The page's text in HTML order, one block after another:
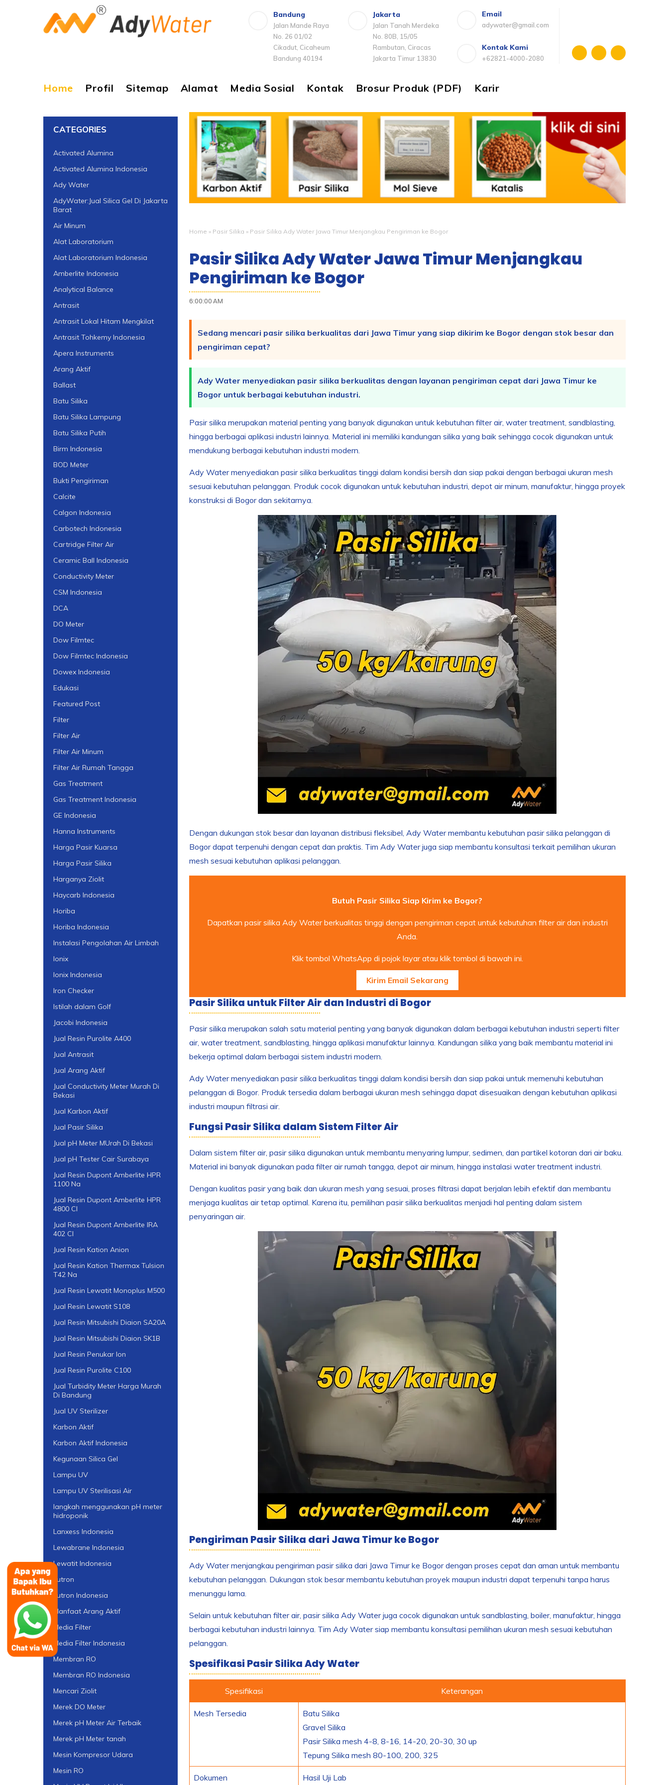
Bandung
Jalan Mande Raya
No. 26 01/02
Cikadut, Cicaheum
Bandung 40194
Jakarta
Jalan Tanah Merdeka
No. 80B, 15/05
Rambutan, Ciracas
Jakarta Timur 13830
Email
adywater@gmail.com
Kontak Kami
+62821-4000-2080
Home Profil Sitemap Alamat Media Sosial Kontak Brosur Produk (PDF) Karir
Home » Pasir Silika » Pasir Silika Ady Water Jawa Timur Menjangkau Pengiriman ke Bogor
Pasir Silika Ady Water Jawa Timur Menjangkau
Pengiriman ke Bogor
6:00:00 AM
Sedang mencari pasir silika berkualitas dari Jawa Timur yang siap dikirim ke Bogor dengan stok besar dan
pengiriman cepat?
Ady Water menyediakan pasir silika berkualitas dengan layanan pengiriman cepat dari Jawa Timur ke
Bogor untuk berbagai kebutuhan industri.
Pasir silika merupakan material penting yang banyak digunakan untuk kebutuhan filter air, water treatment, sandblasting,
hingga berbagai aplikasi industri lainnya. Material ini memiliki kandungan silika yang baik sehingga cocok digunakan untuk
mendukung berbagai kebutuhan industri modern.
Ady Water menyediakan pasir silika berkualitas tinggi dalam kondisi bersih dan siap pakai dengan berbagai ukuran mesh
sesuai kebutuhan pelanggan. Produk cocok digunakan untuk kebutuhan industri, depot air minum, manufaktur, hingga proyek
konstruksi di Bogor dan sekitarnya.
Dengan dukungan stok besar dan layanan distribusi fleksibel, Ady Water membantu kebutuhan pasir silika pelanggan di
Bogor dapat terpenuhi dengan cepat dan praktis. Tim Ady Water juga siap membantu konsultasi terkait pemilihan ukuran
mesh sesuai kebutuhan aplikasi pelanggan.
Butuh Pasir Silika Siap Kirim ke Bogor?
Dapatkan pasir silika Ady Water berkualitas tinggi dengan pengiriman cepat untuk kebutuhan filter air dan industri
Anda.
Klik tombol WhatsApp di pojok layar atau klik tombol di bawah ini.
Kirim Email Sekarang
Pasir Silika untuk Filter Air dan Industri di Bogor
Pasir silika merupakan salah satu material penting yang banyak digunakan dalam berbagai kebutuhan industri seperti filter
air, water treatment, sandblasting, hingga aplikasi manufaktur lainnya. Kandungan silika yang baik membantu material ini
bekerja optimal dalam berbagai sistem industri modern.
Ady Water menyediakan pasir silika berkualitas tinggi dalam kondisi bersih dan siap pakai untuk memenuhi kebutuhan
pelanggan di Bogor. Produk tersedia dalam berbagai ukuran mesh sehingga dapat disesuaikan dengan kebutuhan aplikasi
industri maupun filtrasi air.
Fungsi Pasir Silika dalam Sistem Filter Air
Dalam sistem filter air, pasir silika digunakan untuk membantu menyaring lumpur, sedimen, dan partikel kotoran dari air baku.
Material ini banyak digunakan pada filter air rumah tangga, depot air minum, hingga instalasi water treatment industri.
Dengan kualitas pasir yang baik dan ukuran mesh yang sesuai, proses filtrasi dapat berjalan lebih efektif dan membantu
menjaga kualitas air tetap optimal. Karena itu, pemilihan pasir silika berkualitas menjadi hal penting dalam sistem
penyaringan air.
Pengiriman Pasir Silika dari Jawa Timur ke Bogor
Ady Water menjangkau pengiriman pasir silika dari Jawa Timur ke Bogor dengan proses cepat dan aman untuk membantu
kebutuhan pelanggan. Dukungan stok besar membantu kebutuhan proyek maupun industri dapat terpenuhi tanpa harus
menunggu lama.
Selain untuk kebutuhan filter air, pasir silika Ady Water juga cocok digunakan untuk sandblasting, boiler, manufaktur, hingga
berbagai kebutuhan industri lainnya. Tim Ady Water siap membantu konsultasi pemilihan ukuran mesh sesuai kebutuhan
pelanggan.
Spesifikasi Pasir Silika Ady Water
Spesifikasi Keterangan
Mesh Tersedia
Batu Silika
Gravel Silika
Pasir Silika mesh 4-8, 8-16, 14-20, 20-30, 30 up
Tepung Silika mesh 80-100, 200, 325
Dokumen Hasil Uji Lab
CATEGORIES
Activated Alumina
Activated Alumina Indonesia
Ady Water
AdyWater:Jual Silica Gel Di Jakarta
Barat
Air Minum
Alat Laboratorium
Alat Laboratorium Indonesia
Amberlite Indonesia
Analytical Balance
Antrasit
Antrasit Lokal Hitam Mengkilat
Antrasit Tohkemy Indonesia
Apera Instruments
Arang Aktif
Ballast
Batu Silika
Batu Silika Lampung
Batu Silika Putih
Birm Indonesia
BOD Meter
Bukti Pengiriman
Calcite
Calgon Indonesia
Carbotech Indonesia
Cartridge Filter Air
Ceramic Ball Indonesia
Conductivity Meter
CSM Indonesia
DCA
DO Meter
Dow Filmtec
Dow Filmtec Indonesia
Dowex Indonesia
Edukasi
Featured Post
Filter
Filter Air
Filter Air Minum
Filter Air Rumah Tangga
Gas Treatment
Gas Treatment Indonesia
GE Indonesia
Hanna Instruments
Harga Pasir Kuarsa
Harga Pasir Silika
Harganya Ziolit
Haycarb Indonesia
Horiba
Horiba Indonesia
Instalasi Pengolahan Air Limbah
Ionix
Ionix Indonesia
Iron Checker
Istilah dalam Golf
Jacobi Indonesia
Jual Resin Purolite A400
Jual Antrasit
Jual Arang Aktif
Jual Conductivity Meter Murah Di
Bekasi
Jual Karbon Aktif
Jual Pasir Silika
Jual pH Meter MUrah Di Bekasi
Jual pH Tester Cair Surabaya
Jual Resin Dupont Amberlite HPR
1100 Na
Jual Resin Dupont Amberlite HPR
4800 Cl
Jual Resin Dupont Amberlite IRA
402 Cl
Jual Resin Kation Anion
Jual Resin Kation Thermax Tulsion
T42 Na
Jual Resin Lewatit Monoplus M500
Jual Resin Lewatit S108
Jual Resin Mitsubishi Diaion SA20A
Jual Resin Mitsubishi Diaion SK1B
Jual Resin Penukar Ion
Jual Resin Purolite C100
Jual Turbidity Meter Harga Murah
Di Bandung
Jual UV Sterilizer
Karbon Aktif
Karbon Aktif Indonesia
Kegunaan Silica Gel
Lampu UV
Lampu UV Sterilisasi Air
langkah menggunakan pH meter
hidroponik
Lanxess Indonesia
Lewabrane Indonesia
Lewatit Indonesia
Lutron
Lutron Indonesia
Manfaat Arang Aktif
Media Filter
Media Filter Indonesia
Membran RO
Membran RO Indonesia
Mencari Ziolit
Merek DO Meter
Merek pH Meter Air Terbaik
Merek pH Meter tanah
Mesin Kompresor Udara
Mesin RO